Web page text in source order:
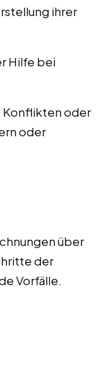
ihrer
Hilfe bei
Konflikten oder
oder
über
der
Vorfälle.